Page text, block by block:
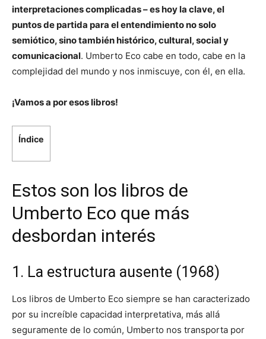
interpretaciones complicadas – es hoy la clave, el
puntos de partida para el entendimiento no solo
semiótico, sino también histórico, cultural, social y
comunicacional. Umberto Eco cabe en todo, cabe en la
complejidad del mundo y nos inmiscuye, con él, en ella.
¡Vamos a por esos libros!
Índice
Estos son los libros de
Umberto Eco que más
desbordan interés
1. La estructura ausente (1968)
Los libros de Umberto Eco siempre se han caracterizado
por su increíble capacidad interpretativa, más allá
seguramente de lo común, Umberto nos transporta por